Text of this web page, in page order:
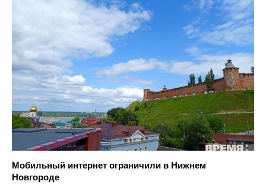
Мобильный интернет ограничили в Нижнем
Новгороде